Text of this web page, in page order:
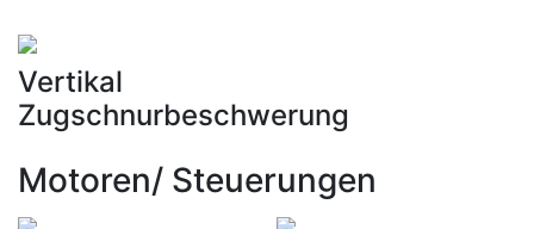
Vertikal
Zugschnurbeschwerung
Motoren/ Steuerungen